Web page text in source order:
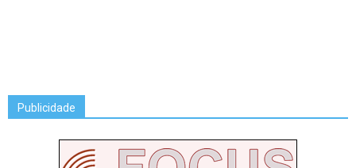
Publicidade